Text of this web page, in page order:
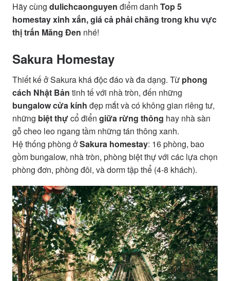
Hãy cùng dulichcaonguyen điểm danh Top 5
homestay xinh xắn, giá cả phải chăng trong khu vực
thị trấn Măng Đen nhé!
Sakura Homestay
Thiết kế ở Sakura khá độc đáo và đa dạng. Từ phong
cách Nhật Bản tinh tế với nhà tròn, đến những
bungalow cửa kính đẹp mắt và có không gian riêng tư,
những biệt thựcổ điển giữa rừng thông hay nhà sàn
gỗ cheo leo ngang tầm những tán thông xanh.
Hệ thống phòng ởSakura homestay: 16 phòng, bao
gồm bungalow, nhà tròn, phòng biệt thự với các lựa chọn
phòng đơn, phòng đôi, và dorm tập thể (4-8 khách).